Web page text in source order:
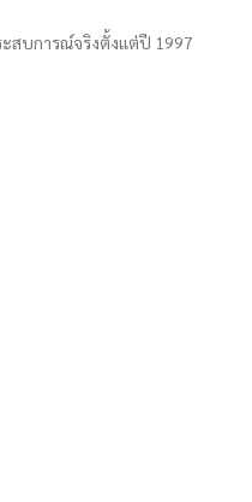
ะสบการณ์จริงตั้งแต่ปี 1997